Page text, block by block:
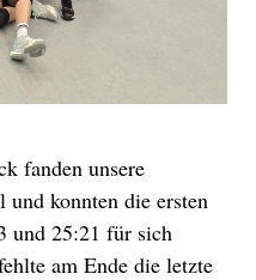
fanden unsere
konnten die ersten
und 25:21 für sich
am Ende die letzte